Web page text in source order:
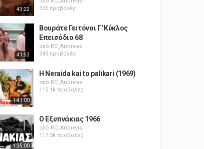
43:22
336 προβολές
41:53
Βουράτε Γειτόνοι Γ' Κύκλος
Επεισόδιο 68
από RC_Andreas
343 προβολές
1:41:00
H Neraida kai to palikari (1969)
από RC_Andreas
115.1k προβολές
1:35:00
Ο Εξυπνάκιας 1966
από RC_Andreas
117.5k προβολές